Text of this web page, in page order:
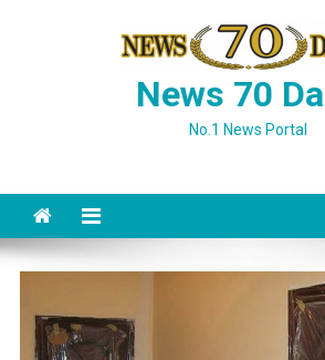
News 70
No.1 News Portal